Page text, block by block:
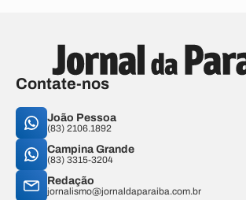
Contate-nos
João Pessoa
(83) 2106.1892
Campina Grande
(83) 3315-3204
Redação
jornalismo@jornaldaparaiba.com.br